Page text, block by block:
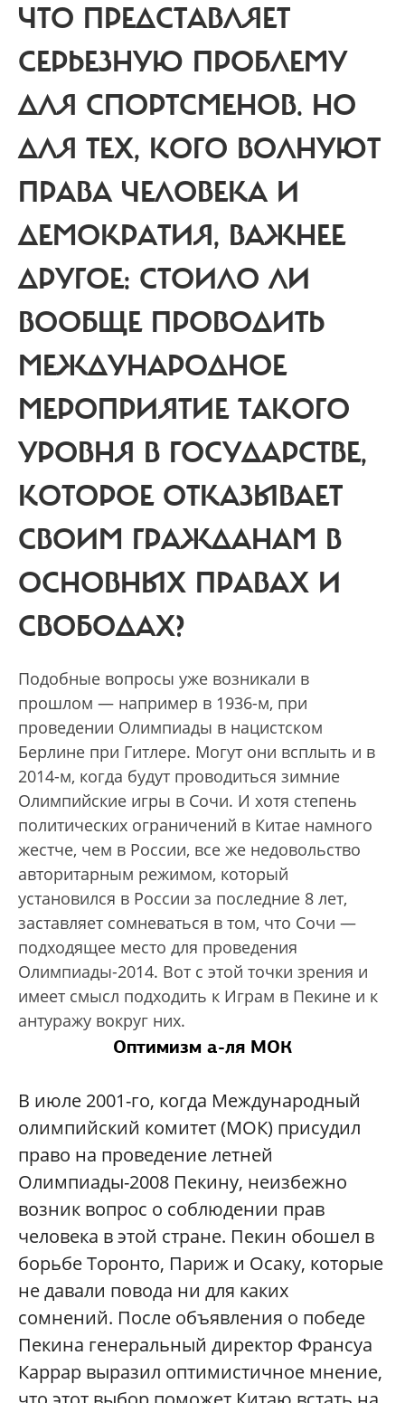
ЧТО ПРЕДСТАВЛЯЕТ
СЕРЬЕЗНУЮ ПРОБЛЕМУ
ДЛЯ СПОРТСМЕНОВ. НО
ДЛЯ ТЕХ, КОГО ВОЛНУЮТ
ПРАВА ЧЕЛОВЕКА И
ДЕМОКРАТИЯ, ВАЖНЕЕ
ДРУГОЕ: СТОИЛО ЛИ
ВООБЩЕ ПРОВОДИТЬ
МЕЖДУНАРОДНОЕ
МЕРОПРИЯТИЕ ТАКОГО
УРОВНЯ В ГОСУДАРСТВЕ,
КОТОРОЕ ОТКАЗЫВАЕТ
СВОИМ ГРАЖДАНАМ В
ОСНОВНЫХ ПРАВАХ И
СВОБОДАХ?
Подобные вопросы уже возникали в
прошлом — например в 1936-м, при
проведении Олимпиады в нацистском
Берлине при Гитлере. Могут они всплыть и в
2014-м, когда будут проводиться зимние
Олимпийские игры в Сочи. И хотя степень
политических ограничений в Китае намного
жестче, чем в России, все же недовольство
авторитарным режимом, который
установился в России за последние 8 лет,
заставляет сомневаться в том, что Сочи —
подходящее место для проведения
Олимпиады-2014. Вот с этой точки зрения и
имеет смысл подходить к Играм в Пекине и к
антуражу вокруг них.
Оптимизм а-ля МОК
В июле 2001-го, когда Международный
олимпийский комитет (МОК) присудил
право на проведение летней
Олимпиады-2008 Пекину, неизбежно
возник вопрос о соблюдении прав
человека в этой стране. Пекин обошел в
борьбе Торонто, Париж и Осаку, которые
не давали повода ни для каких
сомнений. После объявления о победе
Пекина генеральный директор Франсуа
Каррар выразил оптимистичное мнение,